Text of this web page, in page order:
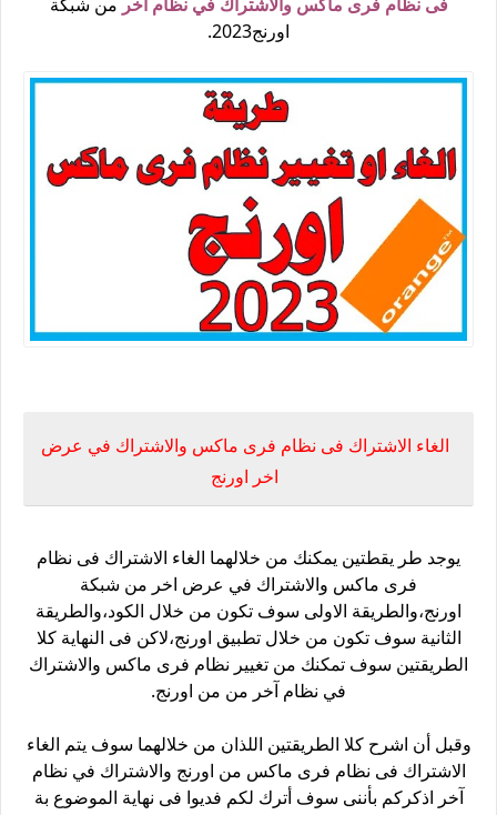
اورنج2023.
الغاء الاشتراك فى نظام فرى ماكس والاشتراك في عرض
اخر اورنج
يوجد طر يقطتين يمكنك من خلالهما الغاء الاشتراك فى نظام
فرى ماكس والاشتراك في عرض اخر من شبكة
اورنج،والطريقة الاولى سوف تكون من خلال الكود،والطريقة
الثانية سوف تكون من خلال تطبيق اورنج،لاكن فى النهاية كلا
الطريقتين سوف تمكنك من تغيير نظام فرى ماكس والاشتراك
في نظام آخر من من اورنج.
وقبل أن اشرح كلا الطريقتين اللذان من خلالهما سوف يتم الغاء
الاشتراك فى نظام فرى ماكس من اورنج والاشتراك في نظام
آخر اذكركم بأننى سوف أترك لكم فديوا فى نهاية الموضوع بة